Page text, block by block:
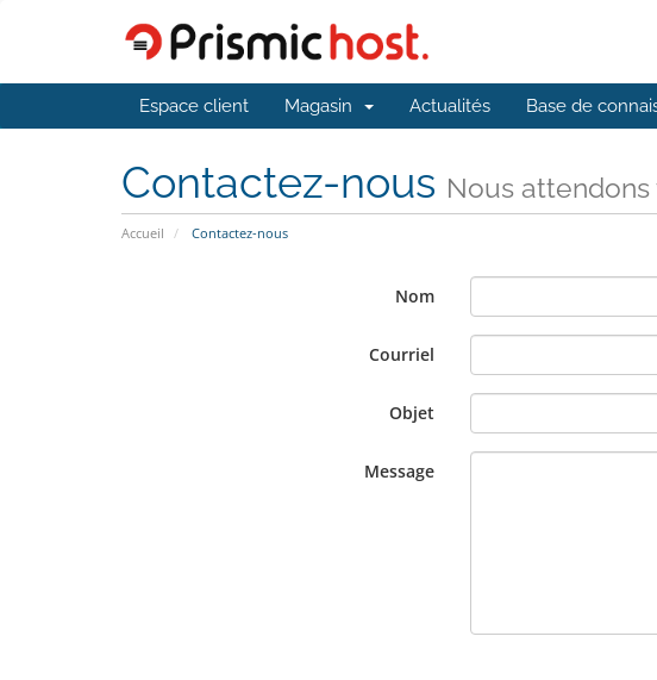
Espace client Magasin Actualités Base de
Contactez-nous Nous
Accueil Contactez-nous
Nom
Courriel
Objet
Message